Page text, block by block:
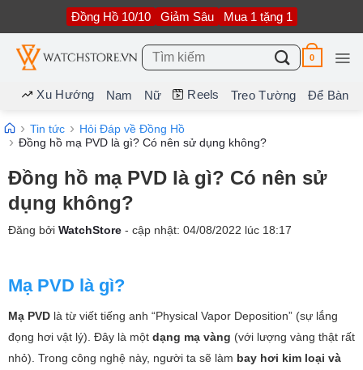
nội
dung
Đồng Hồ 10/10 Giảm Sâu Mua 1 tặng 1
Tìm
kiếm:
0
Xu Hướng Nam Nữ Reels Treo Tường Để Bàn
Tin tức
Hỏi Đáp về Đồng Hồ
Đồng hồ mạ PVD là gì? Có nên sử dụng không?
Đồng hồ mạ PVD là gì? Có nên sử
dụng không?
Đăng bởi WatchStore - cập nhật: 04/08/2022 lúc 18:17
Mạ PVD là gì?
Mạ PVD là từ viết tiếng anh “Physical Vapor Deposition” (sự lắng
đọng hơi vật lý). Đây là một dạng mạ vàng (với lượng vàng thật rất
nhỏ). Trong công nghệ này, người ta sẽ làm bay hơi kim loại và